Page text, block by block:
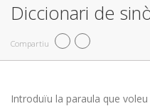
Diccionari de
Compartiu
Introduïu la paraula que